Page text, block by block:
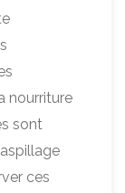
nourriture
sont
ces